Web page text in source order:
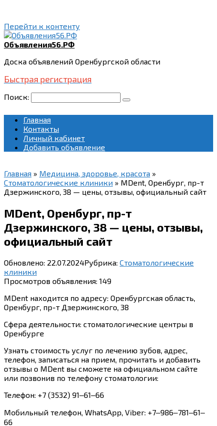
Перейти к контенту
Объявления56.РФ
Доска объявлений Оренбургской области
Быстрая регистрация
Поиск:
Главная
Контакты
Личный кабинет
Добавить объявление
Главная » Медицина, здоровье, красота »
Стоматологические клиники » MDent, Оренбург, пр-т
Дзержинского, 38 — цены, отзывы, официальный сайт
MDent, Оренбург, пр-т
Дзержинского, 38 — цены, отзывы,
официальный сайт
Обновлено: 22.07.2024Рубрика: Стоматологические
клиники
Просмотров объявления: 149
MDent находится по адресу: Оренбургская область,
Оренбург, пр-т Дзержинского, 38
Сфера деятельности: стоматологические центры в
Оренбурге
Узнать стоимость услуг по лечению зубов, адрес,
телефон, записаться на прием, прочитать и добавить
отзывы о MDent вы сможете на официальном сайте
или позвонив по телефону стоматологии:
Телефон: +7 (3532) 91‒61‒66
Мобильный телефон, WhatsApp, Viber: +7‒986‒781‒61‒
66